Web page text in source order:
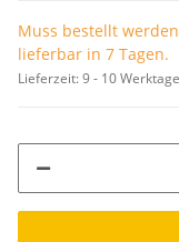
Muss bestellt
lieferbar in 7 Tagen.
Lieferzeit:9 - 10 Werktage